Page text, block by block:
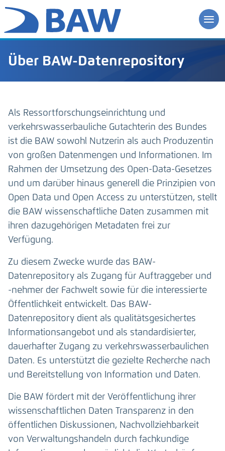
Über BAW-Datenrepository
Als Ressortforschungseinrichtung und
verkehrswasserbauliche Gutachterin des Bundes
ist die BAW sowohl Nutzerin als auch Produzentin
von großen Datenmengen und Informationen. Im
Rahmen der Umsetzung des Open-Data-Gesetzes
und um darüber hinaus generell die Prinzipien von
Open Data und Open Access zu unterstützen, stellt
die BAW wissenschaftliche Daten zusammen mit
ihren dazugehörigen Metadaten frei zur
Verfügung.
Zu diesem Zwecke wurde das BAW-
Datenrepository als Zugang für Auftraggeber und
-nehmer der Fachwelt sowie für die interessierte
Öffentlichkeit entwickelt. Das BAW-
Datenrepository dient als qualitätsgesichertes
Informationsangebot und als standardisierter,
dauerhafter Zugang zu verkehrswasserbaulichen
Daten. Es unterstützt die gezielte Recherche nach
und Bereitstellung von Information und Daten.
Die BAW fördert mit der Veröffentlichung ihrer
wissenschaftlichen Daten Transparenz in den
öffentlichen Diskussionen, Nachvollziehbarkeit
von Verwaltungshandeln durch fachkundige